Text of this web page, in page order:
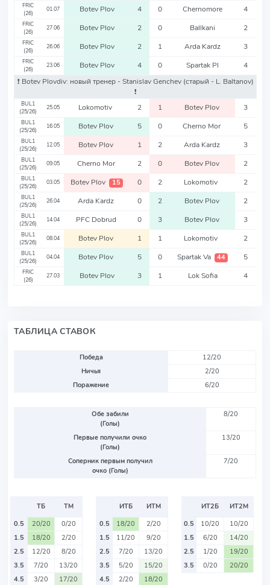
FRIC
(26)
01.07 Botev Plov 4 0 Chernomore 4
FRIC
(26)
27.06 Botev Plov 2 0 Ballkani 2
FRIC
(26)
26.06 Botev Plov 2 1 Arda Kardz 3
FRIC
(26)
23.06 Botev Plov 4 0 Spartak Pl
4
❗️ Botev Plovdiv: новый тренер - Stanislav Genchev (старый - L. Baltanov)
❗️
BUL1
(25/26)
25.05 Lokomotiv 2 1 Botev Plov 3
BUL1
(25/26)
16.05 Botev Plov 5 0 Cherno Mor 5
BUL1
(25/26)
12.05 Botev Plov 1 2 Arda Kardz 3
BUL1
(25/26)
09.05 Cherno Mor 2 0 Botev Plov 2
BUL1
(25/26)
03.05 Botev Plov 15 0 2 Lokomotiv 2
BUL1
(25/26)
26.04 Arda Kardz 0 2 Botev Plov 2
BUL1
(25/26)
14.04 PFC Dobrud 0 3 Botev Plov 3
BUL1
(25/26)
08.04 Botev Plov 1 1 Lokomotiv 2
BUL1
(25/26)
04.04 Botev Plov 5 0 Spartak Va 44 5
FRIC
(26)
27.03 Botev Plov 3 1 Lok Sofia 4
ТАБЛИЦА СТАВОК
Победа
12/20
Ничья
2/20
Поражение
6/20
Обе забили
(Голы)
8/20
Первые получили очко
(Голы)
13/20
Соперник первым получил
очко (Голы)
7/20
ТБ
ТМ
0.5
20/20
0/20
1.5
18/20
2/20
2.5
12/20
8/20
3.5
7/20
13/20
4.5
3/20
17/20
ИТБ
ИТМ
0.5
18/20
2/20
1.5
11/20
9/20
2.5
7/20
13/20
3.5
5/20
15/20
4.5
2/20
18/20
ИТ2Б
ИТ2М
0.5
10/20
10/20
1.5
6/20
14/20
2.5
1/20
19/20
3.5
0/20 20/20